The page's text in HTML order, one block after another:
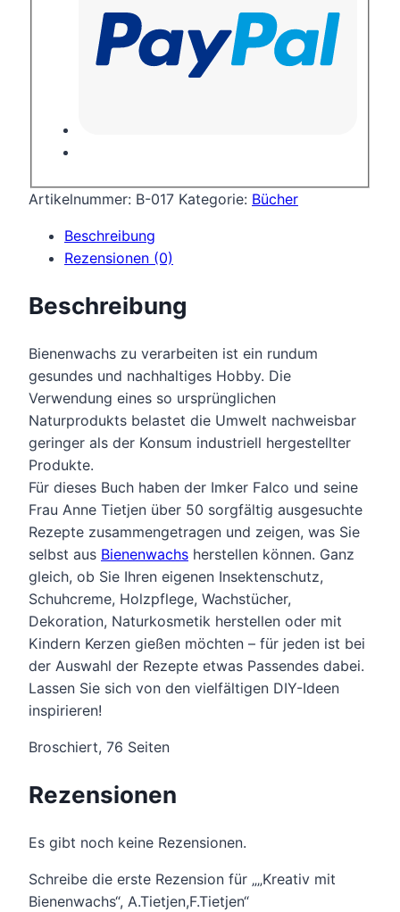
Artikelnummer: B-017 Kategorie: Bücher
Beschreibung
Rezensionen (0)
Beschreibung
Bienenwachs zu verarbeiten ist ein rundum
gesundes und nachhaltiges Hobby. Die
Verwendung eines so ursprünglichen
Naturprodukts belastet die Umwelt nachweisbar
geringer als der Konsum industriell hergestellter
Produkte.
Für dieses Buch haben der Imker Falco und seine
Frau Anne Tietjen über 50 sorgfältig ausgesuchte
Rezepte zusammengetragen und zeigen, was Sie
selbst aus Bienenwachs herstellen können. Ganz
gleich, ob Sie Ihren eigenen Insektenschutz,
Schuhcreme, Holzpflege, Wachstücher,
Dekoration, Naturkosmetik herstellen oder mit
Kindern Kerzen gießen möchten – für jeden ist bei
der Auswahl der Rezepte etwas Passendes dabei.
Lassen Sie sich von den vielfältigen DIY-Ideen
inspirieren!
Broschiert, 76 Seiten
Rezensionen
Es gibt noch keine Rezensionen.
Schreibe die erste Rezension für „„Kreativ mit
Bienenwachs“, A.Tietjen,F.Tietjen“